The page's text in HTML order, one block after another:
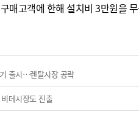
매고객에 한해 설치비 3만원을
출시…렌탈시장 공략
데시장도 진출